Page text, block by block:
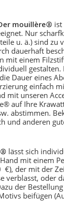
mouillère® ist
Nur
u. ä.) sind zu
dauerhaft
mit einem
gestalten.
Dauer eines
einfach
mit unseren
auf Ihre
abstimmen.
und anderen
lässt sich
mit einem
€), der mit der
verblasst, oder
der
beifügen